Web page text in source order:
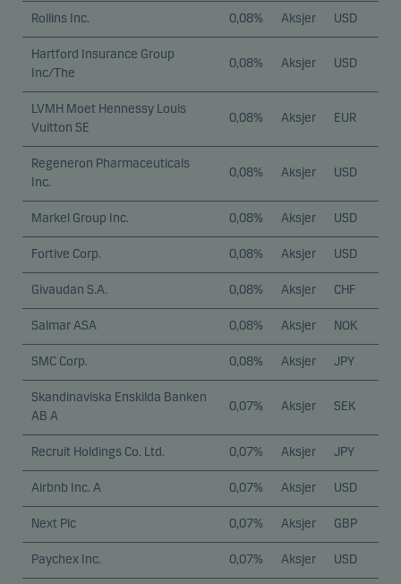
Rollins Inc. 0,08% Aksjer USD
Hartford Insurance Group
Inc/The
0,08% Aksjer USD
LVMH Moet Hennessy Louis
Vuitton SE
0,08% Aksjer EUR
Regeneron Pharmaceuticals
Inc.
0,08% Aksjer USD
Markel Group Inc. 0,08% Aksjer USD
Fortive Corp. 0,08% Aksjer USD
Givaudan S.A. 0,08% Aksjer CHF
Salmar ASA 0,08% Aksjer NOK
SMC Corp. 0,08% Aksjer JPY
Skandinaviska Enskilda Banken
AB A
0,07% Aksjer SEK
Recruit Holdings Co. Ltd. 0,07% Aksjer JPY
Airbnb Inc. A 0,07% Aksjer USD
Next Plc 0,07% Aksjer GBP
Paychex Inc. 0,07% Aksjer USD